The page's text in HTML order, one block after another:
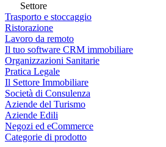
Settore
Trasporto e stoccaggio
Ristorazione
Lavoro da remoto
Il tuo software CRM immobiliare
Organizzazioni Sanitarie
Pratica Legale
Il Settore Immobiliare
Società di Consulenza
Aziende del Turismo
Aziende Edili
Negozi ed eCommerce
Categorie di prodotto